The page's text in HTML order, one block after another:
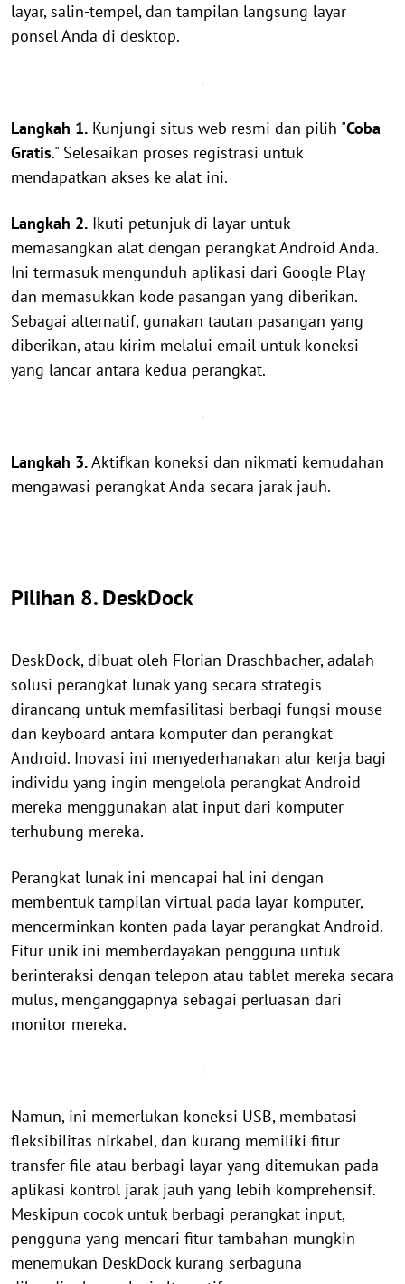
layar, salin-tempel, dan tampilan langsung layar
ponsel Anda di desktop.
Langkah 1. Kunjungi situs web resmi dan pilih "Coba
Gratis." Selesaikan proses registrasi untuk
mendapatkan akses ke alat ini.
Langkah 2. Ikuti petunjuk di layar untuk
memasangkan alat dengan perangkat Android Anda.
Ini termasuk mengunduh aplikasi dari Google Play
dan memasukkan kode pasangan yang diberikan.
Sebagai alternatif, gunakan tautan pasangan yang
diberikan, atau kirim melalui email untuk koneksi
yang lancar antara kedua perangkat.
Langkah 3.Aktifkan koneksi dan nikmati kemudahan
mengawasi perangkat Anda secara jarak jauh.
Pilihan 8. DeskDock
DeskDock, dibuat oleh Florian Draschbacher, adalah
solusi perangkat lunak yang secara strategis
dirancang untuk memfasilitasi berbagi fungsi mouse
dan keyboard antara komputer dan perangkat
Android. Inovasi ini menyederhanakan alur kerja bagi
individu yang ingin mengelola perangkat Android
mereka menggunakan alat input dari komputer
terhubung mereka.
Perangkat lunak ini mencapai hal ini dengan
membentuk tampilan virtual pada layar komputer,
mencerminkan konten pada layar perangkat Android.
Fitur unik ini memberdayakan pengguna untuk
berinteraksi dengan telepon atau tablet mereka secara
mulus, menganggapnya sebagai perluasan dari
monitor mereka.
Namun, ini memerlukan koneksi USB, membatasi
fleksibilitas nirkabel, dan kurang memiliki fitur
transfer file atau berbagi layar yang ditemukan pada
aplikasi kontrol jarak jauh yang lebih komprehensif.
Meskipun cocok untuk berbagi perangkat input,
pengguna yang mencari fitur tambahan mungkin
menemukan DeskDock kurang serbaguna